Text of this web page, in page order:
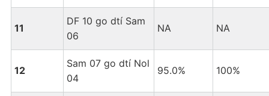
11
DF 10 go dtí Sam
06
NA NA
12
Sam 07 go dtí Nol
04
95.0% 100%